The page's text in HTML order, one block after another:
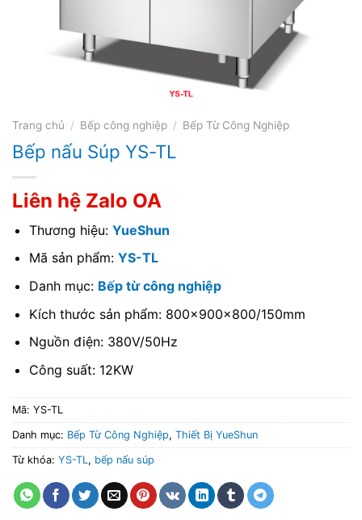
Trang chủ / Bếp công nghiệp / Bếp Từ Công Nghiệp
Bếp nấu Súp YS-TL
Liên hệ Zalo OA
Thương hiệu: YueShun
Mã sản phẩm: YS-TL
Danh mục: Bếp từ công nghiệp
Kích thước sản phẩm: 800x900x800/150mm
Nguồn điện: 380V/50Hz
Công suất: 12KW
Mã: YS-TL
Danh mục: Bếp Từ Công Nghiệp, Thiết Bị YueShun
Từ khóa: YS-TL , bếp nấu súp